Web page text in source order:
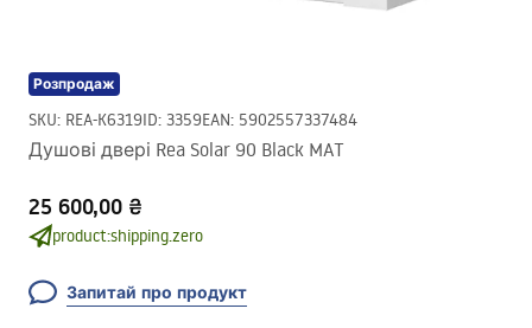
Розпродаж
SKU: REA-K6319ID: 3359EAN: 5902557337484
Душові двері Rea Solar 90 Black MAT
25 600,00 ₴
product:shipping.zero
Запитай про продукт